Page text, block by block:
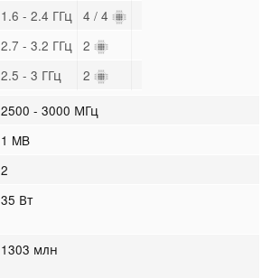
1.6 - 2.4 ГГц 4 / 4
2.7 - 3.2 ГГц 2
2.5 - 3 ГГц 2
2500 - 3000 МГц
1 MB
2
35 Вт
1303 млн